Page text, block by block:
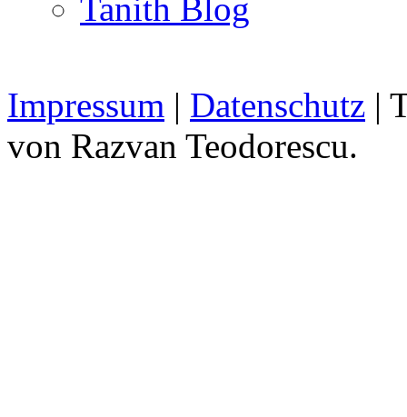
Tanith Blog
Impressum | Datenschutz |
von Razvan Teodorescu.